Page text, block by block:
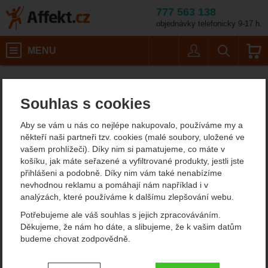
Souhlas s cookies
Aby se vám u nás co nejlépe nakupovalo, používáme my a
někteří naši partneři tzv. cookies (malé soubory, uložené ve
vašem prohlížeči). Díky nim si pamatujeme, co máte v
košíku, jak máte seřazené a vyfiltrované produkty, jestli jste
přihlášeni a podobně. Díky nim vám také nenabízíme
nevhodnou reklamu a pomáhají nám například i v
analýzách, které používáme k dalšímu zlepšování webu.
Potřebujeme ale váš souhlas s jejich zpracováváním.
Děkujeme, že nám ho dáte, a slibujeme, že k vašim datům
budeme chovat zodpovědně.
Nastavení souhlasů s kategoriemi
777 563 138
objednávky telefonicky 9-17 h.
MENU
Velikost: M /
Montane Minimus Lite
Jacket nepromokavá
bunda
doporučujeme!
Fotografie